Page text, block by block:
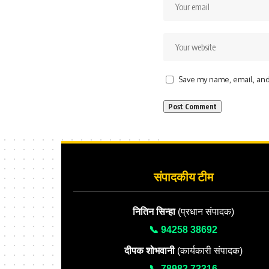
Save my name, email,
संपादकीय टीम
नितिन सिन्हा(प्रधान संपादक)
📞 94258 38692
दीपक शोभवानी(कार्यकारी संपादक)